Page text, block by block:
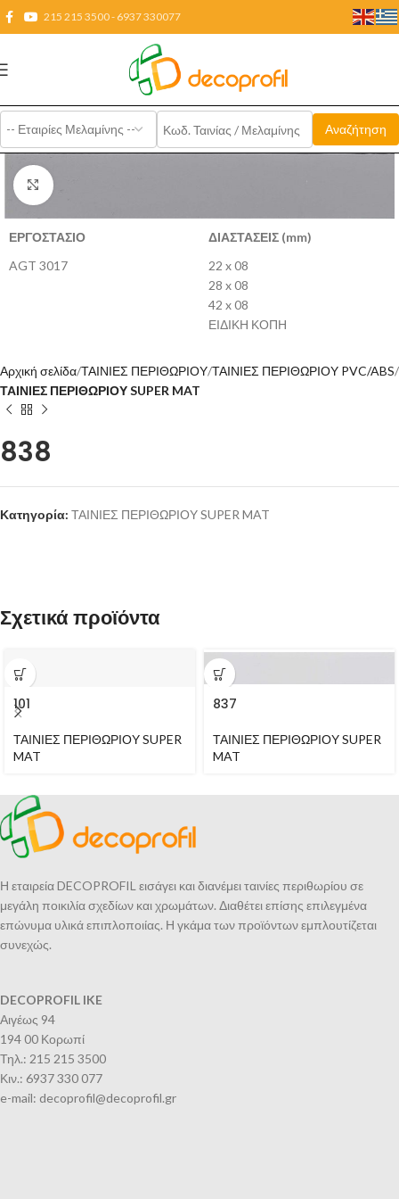
215 215 3500 - 6937 330077
Click to enlarge
ΕΡΓΟΣΤΑΣΙΟ
AGT 3017
ΔΙΑΣΤΑΣΕΙΣ (mm)
22 x 08
28 x 08
42 x 08
ΕΙΔΙΚΗ ΚΟΠΗ
Αρχική σελίδα ΤΑΙΝΙΕΣ ΠΕΡΙΘΩΡΙΟΥ ΤΑΙΝΙΕΣ ΠΕΡΙΘΩΡΙΟΥ PVC/ABS
ΤΑΙΝΙΕΣ ΠΕΡΙΘΩΡΙΟΥ SUPER MAT
838
Κατηγορία: ΤΑΙΝΙΕΣ ΠΕΡΙΘΩΡΙΟΥ SUPER MAT
Σχετικά προϊόντα
101
ΤΑΙΝΙΕΣ ΠΕΡΙΘΩΡΙΟΥ SUPER
MAT
837
ΤΑΙΝΙΕΣ ΠΕΡΙΘΩΡΙΟΥ SUPER
MAT
Η εταιρεία DECOPROFIL εισάγει και διανέμει ταινίες περιθωρίου σε
μεγάλη ποικιλία σχεδίων και χρωμάτων. Διαθέτει επίσης επιλεγμένα
επώνυμα υλικά επιπλοποιίας. Η γκάμα των προϊόντων εμπλουτίζεται
συνεχώς.
DECOPROFIL IKE
Αιγέως 94
194 00 Κορωπί
Τηλ.: 215 215 3500
Κιν.: 6937 330 077
e-mail: decoprofil@decoprofil.gr